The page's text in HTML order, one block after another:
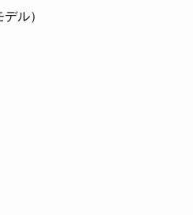
ル）